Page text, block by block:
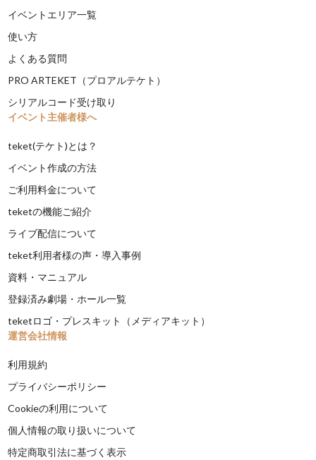
イベントエリア一覧
使い方
よくある質問
PRO ARTEKET（プロアルテケト）
シリアルコード受け取り
イベント主催者様へ
teket(テケト)とは？
イベント作成の方法
ご利用料金について
teketの機能ご紹介
ライブ配信について
teket利用者様の声・導入事例
資料・マニュアル
登録済み劇場・ホール一覧
teketロゴ・プレスキット（メディアキット）
運営会社情報
利用規約
プライバシーポリシー
Cookieの利用について
個人情報の取り扱いについて
特定商取引法に基づく表示